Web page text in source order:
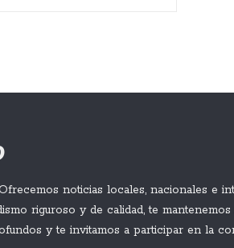
noticias locales, nacionales e
riguroso y de calidad, te
y te invitamos a participar en la